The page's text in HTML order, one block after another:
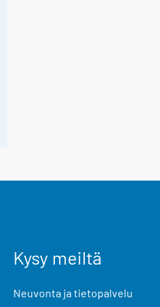
Kysy meiltä
Neuvonta ja tietopalvelu